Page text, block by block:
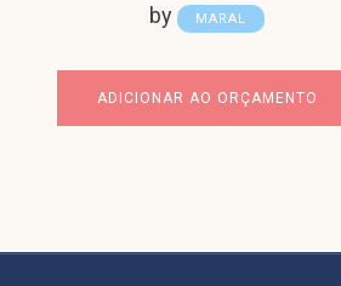
by MARAL
ADICIONAR AO ORÇAMENTO